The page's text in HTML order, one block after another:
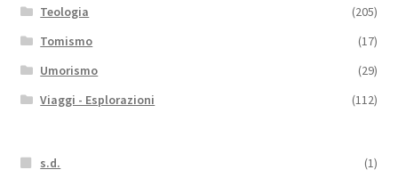
Teologia
(205)
Tomismo
(17)
Umorismo
(29)
Viaggi - Esplorazioni
(112)
s.d. (1)